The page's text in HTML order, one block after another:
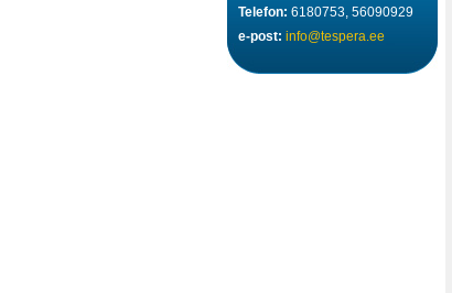
Telefon: 6180753, 56090929
e-post: info@tespera.ee